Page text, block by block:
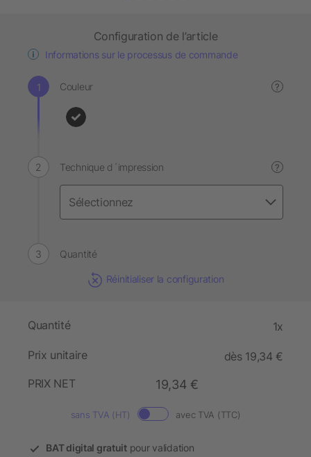
Configuration de l’article
Informations sur le processus de commande
Couleur ?
Technique d´impression ?
Quantité
Réinitialiser la configuration
Quantité 1x
Prix unitaire
dès 19,34 €
PRIX NET
19,34 €
sans TVA (HT) avec TVA (TTC)
BAT digital gratuitpour validation